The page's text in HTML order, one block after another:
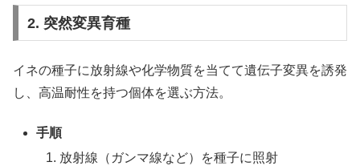
2. 突然変異育種
イネの種子に放射線や化学物質を当てて遺伝子変異を誘発
し、高温耐性を持つ個体を選ぶ方法。
手順
放射線（ガンマ線など）を種子に照射